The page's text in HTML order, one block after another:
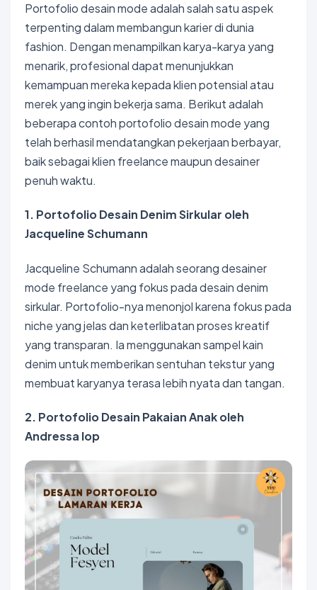
Portofolio desain mode adalah salah satu aspek
terpenting dalam membangun karier di dunia
fashion. Dengan menampilkan karya-karya yang
menarik, profesional dapat menunjukkan
kemampuan mereka kepada klien potensial atau
merek yang ingin bekerja sama. Berikut adalah
beberapa contoh portofolio desain mode yang
telah berhasil mendatangkan pekerjaan berbayar,
baik sebagai klien freelance maupun desainer
penuh waktu.
1. Portofolio Desain Denim Sirkular oleh
Jacqueline Schumann
Jacqueline Schumann adalah seorang desainer
mode freelance yang fokus pada desain denim
sirkular. Portofolio-nya menonjol karena fokus pada
niche yang jelas dan keterlibatan proses kreatif
yang transparan. Ia menggunakan sampel kain
denim untuk memberikan sentuhan tekstur yang
membuat karyanya terasa lebih nyata dan tangan.
2. Portofolio Desain Pakaian Anak oleh
Andressa Iop